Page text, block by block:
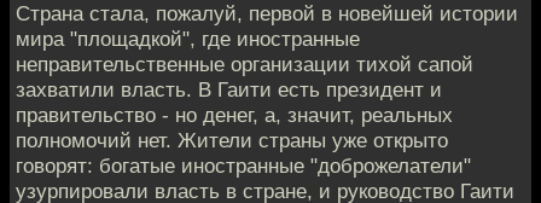
Страна стала, пожалуй, первой в новейшей истории
мира "площадкой", где иностранные
неправительственные организации тихой сапой
захватили власть. В Гаити есть президент и
правительство - но денег, а, значит, реальных
полномочий нет. Жители страны уже открыто
говорят: богатые иностранные "доброжелатели"
узурпировали власть в стране, и руководство Гаити